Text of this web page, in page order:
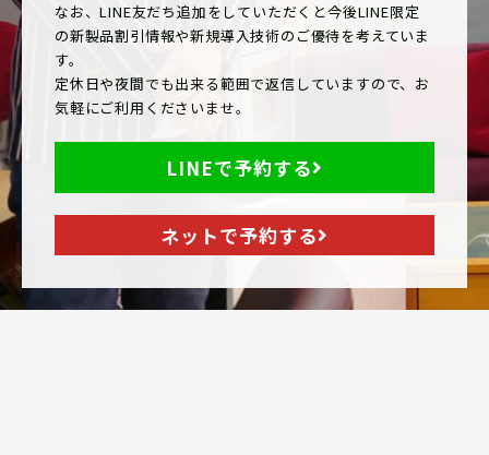
なお、LINE友だち追加をしていただくと今後LINE限定
の新製品割引情報や新規導入技術のご優待を考えていま
す。
定休日や夜間でも出来る範囲で返信していますので、お
気軽にご利用くださいませ。
LINEで予約する
ネットで予約する